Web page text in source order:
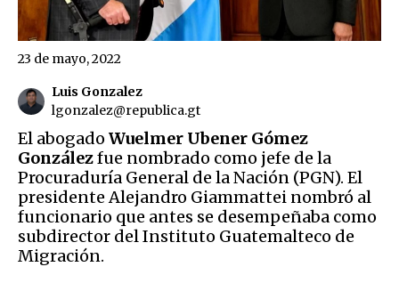
Luis Gonzalez
lgonzalez@republica.gt
23 de mayo, 2022
El abogado Wuelmer Ubener Gómez
Gonzálezfue nombrado como jefe de la
Procuraduría General de la Nación (PGN). El
presidente Alejandro Giammattei nombró al
funcionario que antes se desempeñaba como
subdirector del Instituto Guatemalteco de
Migración.